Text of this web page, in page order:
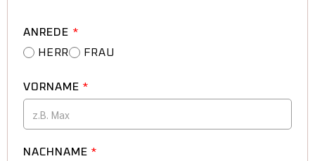
ANREDE *
HERR
FRAU
VORNAME *
NACHNAME *